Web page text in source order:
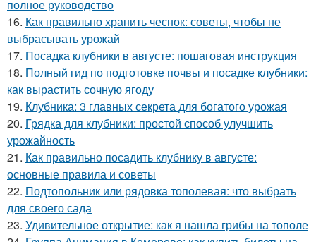
полное руководство
16. Как правильно хранить чеснок: советы, чтобы не
выбрасывать урожай
17. Посадка клубники в августе: пошаговая инструкция
18. Полный гид по подготовке почвы и посадке клубники:
как вырастить сочную ягоду
19. Клубника: 3 главных секрета для богатого урожая
20. Грядка для клубники: простой способ улучшить
урожайность
21. Как правильно посадить клубнику в августе:
основные правила и советы
22. Подтопольник или рядовка тополевая: что выбрать
для своего сада
23. Удивительное открытие: как я нашла грибы на тополе